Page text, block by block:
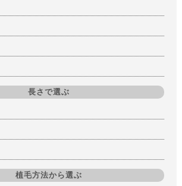
長さで選ぶ
植毛方法から選ぶ